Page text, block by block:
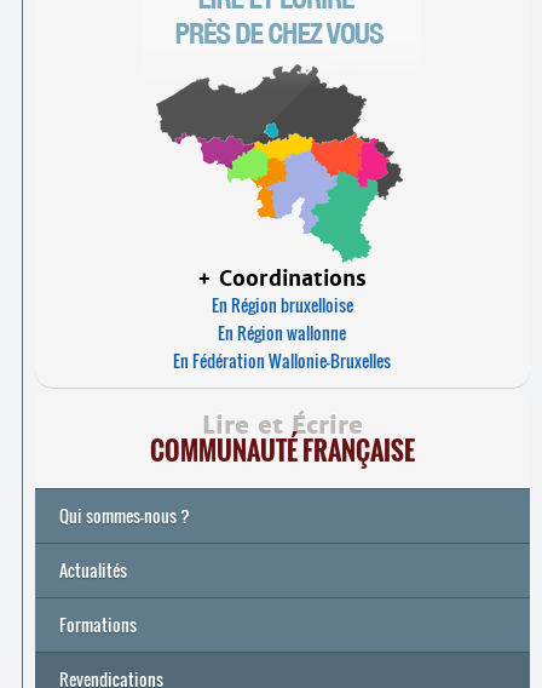
+ Coordinations
En Région bruxelloise
En Région wallonne
En Fédération Wallonie-Bruxelles
Lire et Écrire
COMMUNAUTÉ FRANÇAISE
Qui sommes-nous ?
Actualités
Formations
Archives
Université de printemps 2026
Revendications